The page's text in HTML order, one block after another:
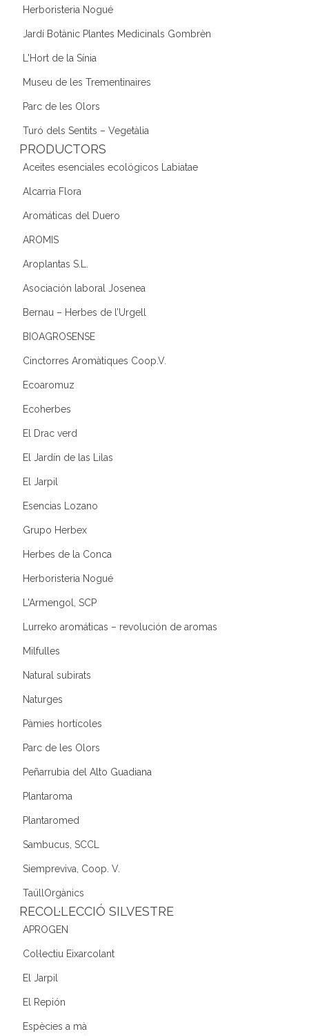
Herboristeria Nogué
Jardí Botànic Plantes Medicinals Gombrèn
L'Hort de la Sínia
Museu de les Trementinaires
Parc de les Olors
Turó dels Sentits – Vegetàlia
PRODUCTORS
Aceites esenciales ecológicos Labiatae
Alcarria Flora
Aromáticas del Duero
AROMIS
Aroplantas S.L.
Asociación laboral Josenea
Bernau – Herbes de l’Urgell
BIOAGROSENSE
Cinctorres Aromàtiques Coop.V.
Ecoaromuz
Ecoherbes
El Drac verd
El Jardín de las Lilas
El Jarpil
Esencias Lozano
Grupo Herbex
Herbes de la Conca
Herboristeria Nogué
L'Armengol, SCP
Lurreko aromáticas – revolución de aromas
Milfulles
Natural subirats
Naturges
Pàmies hortícoles
Parc de les Olors
Peñarrubia del Alto Guadiana
Plantaroma
Plantaromed
Sambucus, SCCL
Siempreviva, Coop. V.
TaüllOrgànics
RECOL·LECCIÓ SILVESTRE
APROGEN
Col·lectiu Eixarcolant
El Jarpil
El Repión
Espècies a mà